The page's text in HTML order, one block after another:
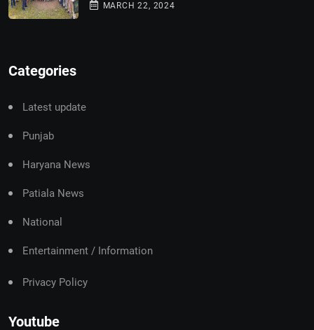
MARCH 22, 2024
Categories
Latest update
Punjab
Haryana News
Patiala News
National
Entertainment / Information
Privacy Policy
Youtube